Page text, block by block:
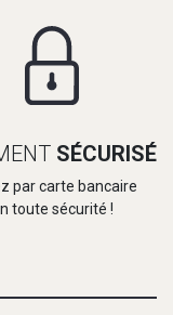
SÉCURISÉ
par carte bancaire
toute sécurité !